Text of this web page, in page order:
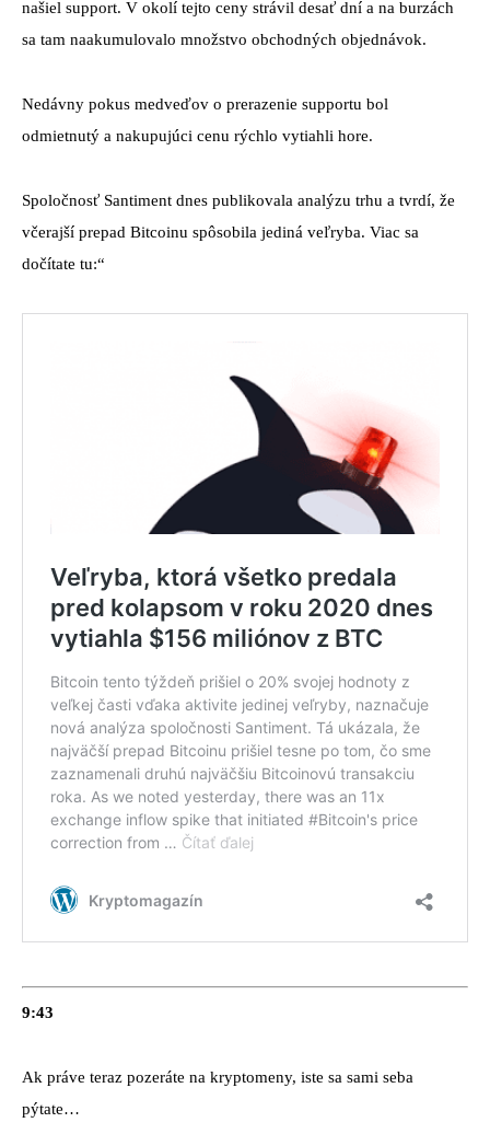
našiel support. V okolí tejto ceny strávil desať dní a na burzách
sa tam naakumulovalo množstvo obchodných objednávok.
Nedávny pokus medveďov o prerazenie supportu bol
odmietnutý a nakupujúci cenu rýchlo vytiahli hore.
Spoločnosť Santiment dnes publikovala analýzu trhu a tvrdí, že
včerajší prepad Bitcoinu spôsobila jediná veľryba. Viac sa
dočítate tu:“
9:43
Ak práve teraz pozeráte na kryptomeny, iste sa sami seba
pýtate…